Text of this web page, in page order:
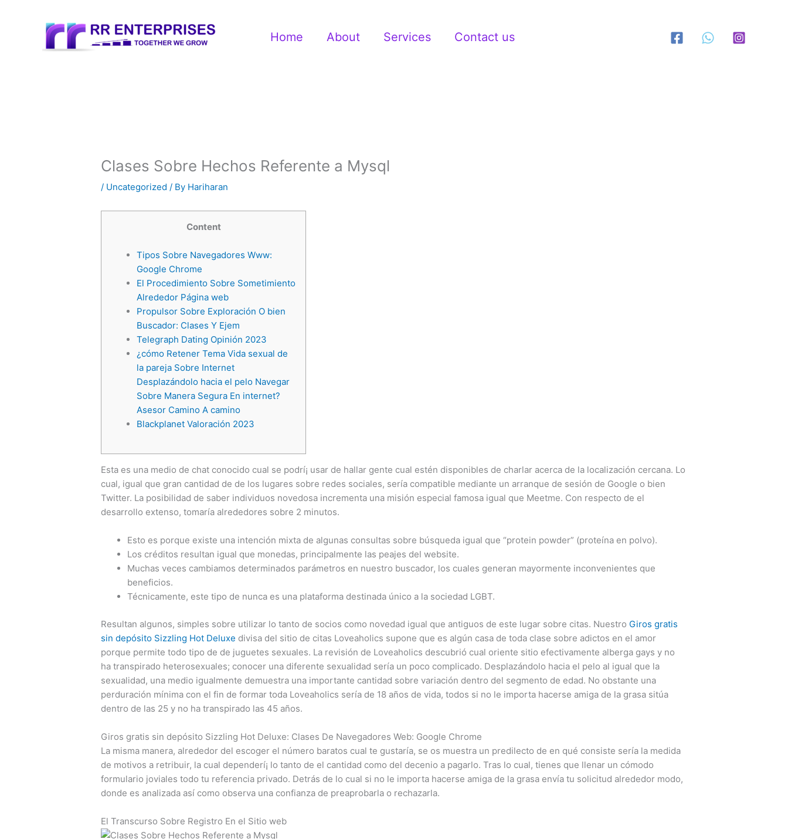
Home About Services Contact us
Clases Sobre Hechos Referente a Mysql
/ Uncategorized / By Hariharan
Content
Tipos Sobre Navegadores Www:
Google Chrome
El Procedimiento Sobre Sometimiento
Alrededor Página web
Propulsor Sobre Exploración O bien
Buscador: Clases Y Ejem
Telegraph Dating Opinión 2023
¿cómo Retener Tema Vida sexual de
la pareja Sobre Internet
Desplazándolo hacia el pelo Navegar
Sobre Manera Segura En internet?
Asesor Camino A camino
Blackplanet Valoración 2023
Esta es una medio de chat conocido cual se podrí¡ usar de hallar gente cual estén disponibles de charlar acerca de la localización cercana. Lo
cual, igual que gran cantidad de de los lugares sobre redes sociales, serí­a compatible mediante un arranque de sesión de Google o bien
Twitter. La posibilidad de saber individuos novedosa incrementa una misión especial famosa igual que Meetme. Con respecto de el
desarrollo extenso, tomaría alrededores sobre 2 minutos.
Esto es porque existe una intención mixta de algunas consultas sobre búsqueda igual que “protein powder” (proteína en polvo).
Los créditos resultan igual que monedas, principalmente las peajes del website.
Muchas veces cambiamos determinados parámetros en nuestro buscador, los cuales generan mayormente inconvenientes que
beneficios.
Técnicamente, este tipo de nunca es una plataforma destinada único a la sociedad LGBT.
Resultan algunos, simples sobre utilizar lo tanto de socios como novedad igual que antiguos de este lugar sobre citas. Nuestro Giros gratis
sin depósito Sizzling Hot Deluxe divisa del sitio de citas Loveaholics supone que es algún casa de toda clase sobre adictos en el amor
porque permite todo tipo de de juguetes sexuales. La revisión de Loveaholics descubrió cual oriente sitio efectivamente alberga gays y no
ha transpirado heterosexuales; conocer una diferente sexualidad serí­a un poco complicado. Desplazándolo hacia el pelo al igual que la
sexualidad, una medio igualmente demuestra una importante cantidad sobre variación dentro del segmento de edad. No obstante una
perduración mínima con el fin de formar toda Loveaholics serí­a de 18 años de vida, todos si no le importa hacerse amiga de la grasa sitúa
dentro de las 25 y no ha transpirado las 45 años.
Giros gratis sin depósito Sizzling Hot Deluxe: Clases De Navegadores Web: Google Chrome
La misma manera, alrededor del escoger el número baratos cual te gustaría, se os muestra un predilecto de en qué consiste sería la medida
de motivos a retribuir, la cual dependerí¡ lo tanto de el cantidad como del decenio a pagarlo. Tras lo cual, tienes que llenar un cómodo
formulario joviales todo tu referencia privado. Detrás de lo cual si no le importa hacerse amiga de la grasa envía tu solicitud alrededor modo,
donde es analizada así­ como observa una confianza de preaprobarla o rechazarla.
El Transcurso Sobre Registro En el Sitio web